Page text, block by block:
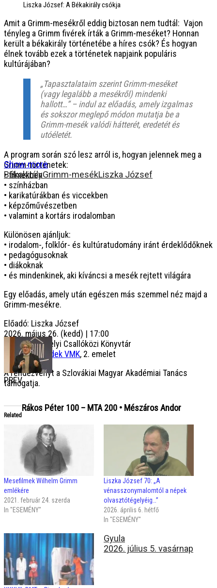
Liszka József: A Békakirály csókja
Amit a Grimm-mesékről eddig biztosan nem tudtál: Vajon
tényleg a Grimm fivérek írták a Grimm-meséket? Honnan
került a békakirály történetébe a híres csók? És hogyan
élnek tovább ezek a történetek napjaink populáris
kultúrájában?
„Tapasztalataim szerint Grimm-meséket
(vagy legalább a mesékről) mindenki
hallott…” – indul az előadás, amely izgalmas
és sokszor meglepő módon mutatja be a
Grimm-mesék valódi hátterét, eredetét és
utóéletét.
A program során szó lesz arról is, hogyan jelennek meg a
Grimm-történetek:
• filmekben
• színházban
• karikatúrákban és viccekben
• képzőművészetben
• valamint a kortárs irodalomban
Különösen ajánljuk:
• irodalom-, folklór- és kultúratudomány iránt érdeklődőknek
• pedagógusoknak
• diákoknak
• és mindenkinek, aki kíváncsi a mesék rejtett világára
Egy előadás, amely után egészen más szemmel néz majd a
Grimm-mesékre.
Előadó: Liszka József
2026. május 26. (kedd) | 17:00
Dunaszerdahelyi Csallóközi Könyvtár
Csaplár Benedek VMK, 2. emelet
A rendezvényt a Szlovákiai Magyar Akadémiai Tanács
támogatja.
Related
Mesefilmek Wilhelm Grimm
emlékére
2021. február 24. szerda
In "ESEMÉNY"
Liszka József 70: „A
vénasszonymalomtól a népek
olvasztótégelyéig…”
2026. április 6. hétfő
In "ESEMÉNY"
Show more
BékakirályGrimm-mesékLiszka József
PREV
Rákos Péter 100 – MTA 200 • Mészáros Andor
Gyula
2026. július 5. vasárnap